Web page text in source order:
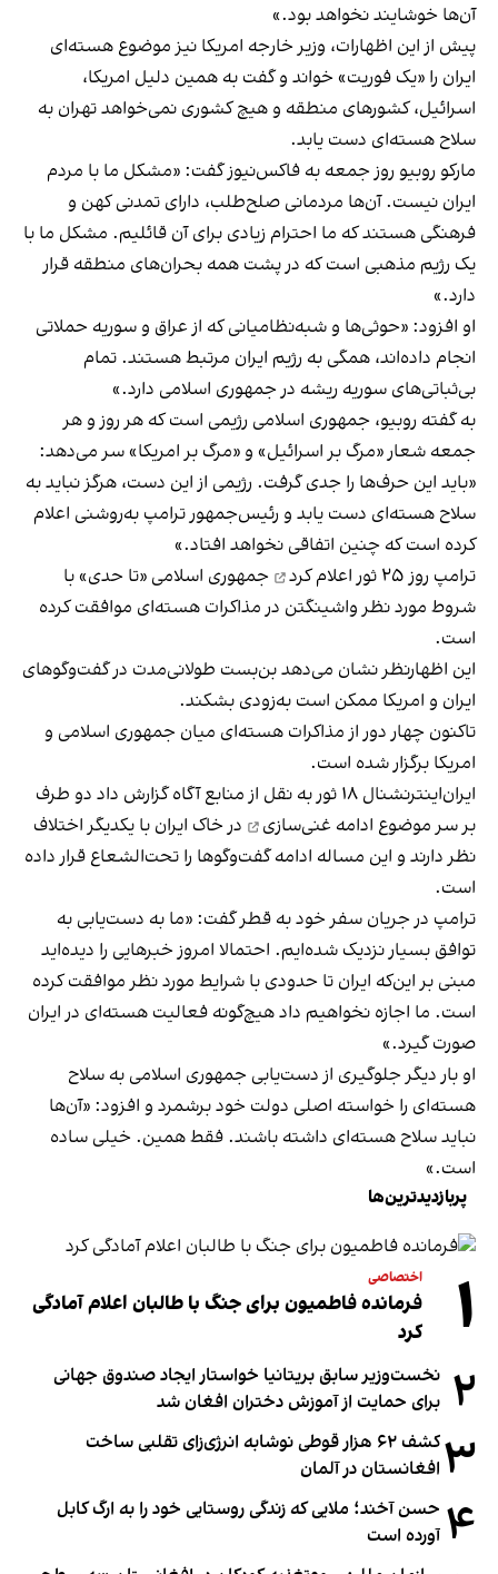
آن‌ها خوشایند نخواهد بود.»
پیش از این اظهارات، وزیر خارجه امریکا نیز موضوع هسته‌ای
ایران را «یک فوریت» خواند و گفت به همین دلیل امریکا،
اسرائیل، کشورهای منطقه و هیچ کشوری نمی‌خواهد تهران به
سلاح هسته‌ای دست یابد.
مارکو روبیو روز جمعه به فاکس‌نیوز گفت: «مشکل ما با مردم
ایران نیست. آن‌ها مردمانی صلح‌طلب، دارای تمدنی کهن و
فرهنگی هستند که ما احترام زیادی برای آن قائلیم. مشکل ما با
یک رژیم مذهبی است که در پشت همه بحران‌های منطقه قرار
دارد.»
او افزود: «حوثی‌ها و شبه‌نظامیانی که از عراق و سوریه حملاتی
انجام داده‌اند، همگی به رژیم ایران مرتبط هستند. تمام
بی‌ثباتی‌های سوریه ریشه در جمهوری اسلامی دارد.»
به گفته روبیو، جمهوری اسلامی رژیمی است که هر روز و هر
جمعه شعار «مرگ بر اسرائیل» و «مرگ بر امریکا» سر می‌دهد:
«باید این حرف‌ها را جدی گرفت. رژیمی از این دست، هرگز نباید به
سلاح هسته‌ای دست یابد و رئیس‌جمهور ترامپ به‌روشنی اعلام
کرده است که چنین اتفاقی نخواهد افتاد.»
ترامپ روز ۲۵ ثور
اعلام کرد
جمهوری اسلامی «تا حدی» با
شروط مورد نظر واشینگتن در مذاکرات هسته‌ای موافقت کرده
است.
این اظهارنظر نشان می‌دهد بن‌بست‌ طولانی‌مدت در گفت‌وگوهای
ایران و امریکا ممکن است به‌زودی بشکند.
تاکنون چهار دور از مذاکرات هسته‌ای میان جمهوری اسلامی و
امریکا برگزار شده است.
ایران‌اینترنشنال ۱۸ ثور به نقل از منابع آگاه گزارش داد دو طرف
بر سر موضوع ادامه غنی‌سازی
در خاک ایران با یکدیگر اختلاف
نظر دارند و این مساله ادامه گفت‌وگوها را تحت‌الشعاع قرار داده
است.
ترامپ در جریان سفر خود به قطر گفت: «ما به دست‌یابی به
توافق بسیار نزدیک شده‌ایم. احتمالا امروز خبرهایی را دیده‌اید
مبنی بر این‌که ایران تا حدودی با شرایط مورد نظر موافقت کرده
است. ما اجازه نخواهیم داد هیچ‌گونه فعالیت هسته‌ای در ایران
صورت گیرد.»
او بار دیگر جلوگیری از دست‌یابی جمهوری اسلامی به سلاح
هسته‌ای را خواسته اصلی دولت خود برشمرد و افزود: «آن‌ها
نباید سلاح هسته‌ای داشته باشند. فقط همین. خیلی ساده
است.»
پربازدیدترین‌ها
۱ اختصاصی
فرمانده فاطمیون برای جنگ با طالبان اعلام آمادگی
کرد
۲ نخست‌وزیر سابق بریتانیا خواستار ایجاد صندوق جهانی
برای حمایت از آموزش دختران افغان شد
۳
کشف ۶۲ هزار قوطی نوشابه انرژی‌زای تقلبی ساخت
افغانستان در آلمان
۴ حسن آخند؛ ملایی که زندگی روستایی خود را به ارگ کابل
آورده است